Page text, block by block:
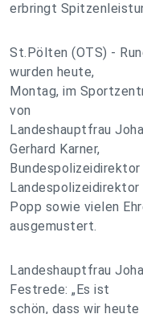
erbringt
St.Pölten (OTS) -
wurden heute,
Montag, im
von
Landeshauptfrau
Gerhard Karner,
Landespolizeidirektor
Popp sowie vielen
ausgemustert.
Landeshauptfrau
Festrede: „Es ist
schön, dass wir heute